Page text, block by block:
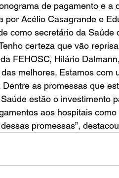
de pagamento e
por Acélio Casagrande e
como secretário da
certeza que vão
FEHOSC, Hilário
melhores. Estamos
Dentre as promessas que
estão o investimento
aos hospitais
promessas”,